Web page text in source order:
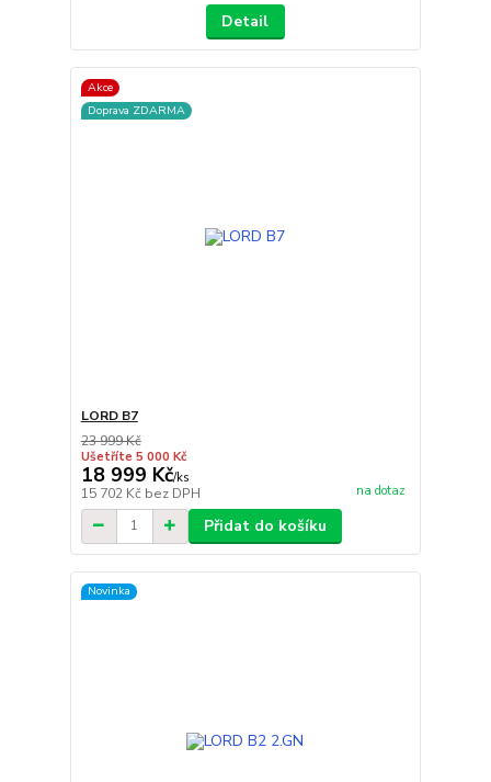
Detail
Akce
Doprava ZDARMA
LORD B7
23 999 Kč
Ušetříte 5 000 Kč
18 999 Kč/ks
15 702 Kč bez DPH na dotaz
Přidat do košíku
Novinka